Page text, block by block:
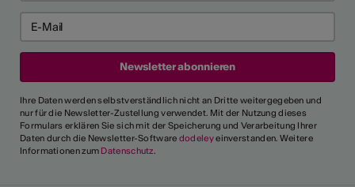
Ihre Daten werden selbstverständlich nicht an Dritte weitergegeben und
nur für die Newsletter-Zustellung verwendet. Mit der Nutzung dieses
Formulars erklären Sie sich mit der Speicherung und Verarbeitung Ihrer
Daten durch die Newsletter-Software dodeleyeinverstanden. Weitere
Informationen zum Datenschutz.